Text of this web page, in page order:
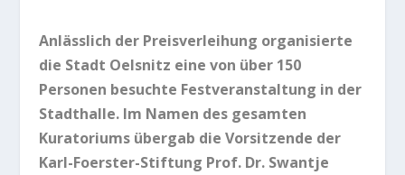
Anlässlich der Preisverleihung organisierte
die Stadt Oelsnitz eine von über 150
Personen besuchte Festveranstaltung in der
Stadthalle. Im Namen des gesamten
Kuratoriums übergab die Vorsitzende der
Karl-Foerster-Stiftung Prof. Dr. Swantje